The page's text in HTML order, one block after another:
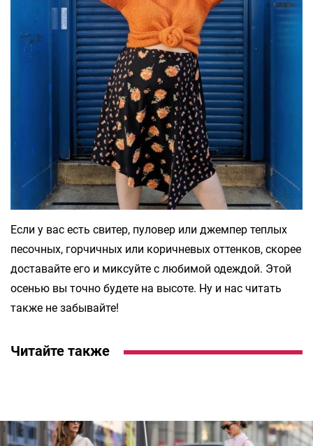
Если у вас есть свитер, пуловер или джемпер теплых
песочных, горчичных или коричневых оттенков, скорее
доставайте его и миксуйте с любимой одеждой. Этой
осенью вы точно будете на высоте. Ну и нас читать
также не забывайте!
Читайте также